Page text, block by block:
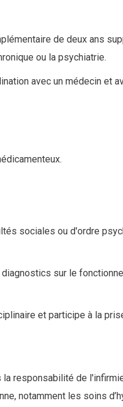
de deux ans
ou la psychiatrie.
avec un médecin et
sociales ou d'ordre
sur le
et participe à la
responsabilité de
notamment les soins